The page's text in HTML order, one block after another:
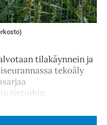
tilakäynnein ja
tekoäly
tietoihin.